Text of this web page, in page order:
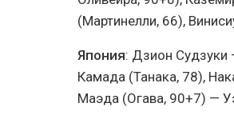
(Мартинелли, 66),
Япония: Дзион Судзуки
Камада (Танака, 78),
Маэда (Огава, 90+7) —